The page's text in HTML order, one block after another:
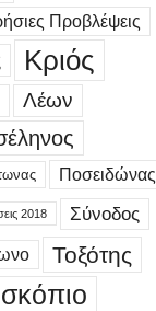
Προβλέψεις
Κριός
Λέων
Ποσειδώνας
2018 Σύνοδος
Τοξότης